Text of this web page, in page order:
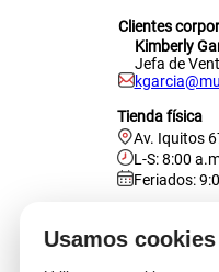
Usamos cookies
Clientes
Kimberly
Jefa de
Tienda física
Av. Iquitos
L-S: 8:00
Feriados: